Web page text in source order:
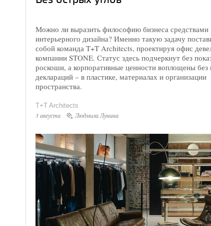
Можно ли выразить философию бизнеса средствами
интерьерного дизайна? Именно такую задачу
собой команда T+T Architects, проектируя офис
компании STONE. Статус здесь подчеркнут без
роскоши, а корпоративные ценности воплощены без
деклараций – в пластике, материалах и организации
пространства.
T+T Architects
3 августа Людмила Лунина